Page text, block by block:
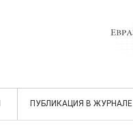
ПУБЛИКАЦИЯ В ЖУРНАЛЕ